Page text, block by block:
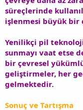
süreçlerinde
işlenmesi büyük bir
Yenilikçi pil
sunmayı vaat etse
bir çevresel
geliştirmeler, her
gelmektedir.
Sonuç ve Tartışma